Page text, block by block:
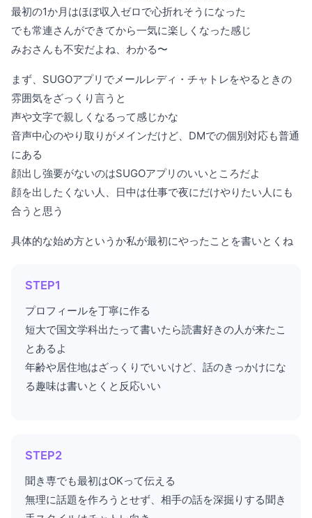
最初の1か月はほぼ収入ゼロで心折れそうになった
でも常連さんができてから一気に楽しくなった感じ
みおさんも不安だよね、わかる〜
まず、SUGOアプリでメールレディ・チャトレをやるときの
雰囲気をざっくり言うと
声や文字で親しくなるって感じかな
音声中心のやり取りがメインだけど、DMでの個別対応も普通
にある
顔出し強要がないのはSUGOアプリのいいところだよ
顔を出したくない人、日中は仕事で夜にだけやりたい人にも
合うと思う
具体的な始め方というか私が最初にやったことを書いとくね
STEP1
プロフィールを丁寧に作る
短大で国文学科出たって書いたら読書好きの人が来たこ
とあるよ
年齢や居住地はざっくりでいいけど、話のきっかけにな
る趣味は書いとくと反応いい
STEP2
聞き専でも最初はOKって伝える
無理に話題を作ろうとせず、相手の話を深掘りする聞き